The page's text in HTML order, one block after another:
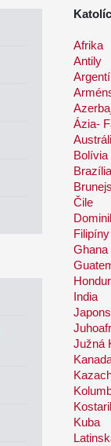
Afrika
Antily
Ázia-
Bolívia
Brazília
Čile
Filipíny
Ghana
India
Južná
Kuba